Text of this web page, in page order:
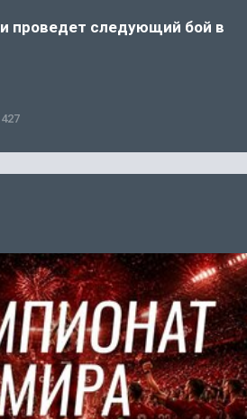
проведет следующий бой в
427